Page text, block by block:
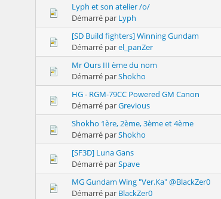
Lyph et son atelier /o/
Démarré par Lyph
[SD Build fighters] Winning Gundam
Démarré parel_panZer
Mr Ours III ème du nom
Démarré parShokho
HG - RGM-79CC Powered GM Canon
Démarré parGrevious
Shokho 1ère, 2ème, 3ème et 4ème
Démarré parShokho
[SF3D] Luna Gans
Démarré parSpave
MG Gundam Wing "Ver.Ka" @BlackZer0
Démarré par BlackZer0